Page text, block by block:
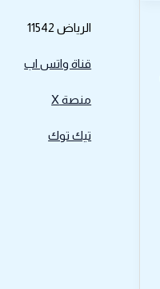
الرياض 11542
قناة واتس اب
منصة X
تيك توك